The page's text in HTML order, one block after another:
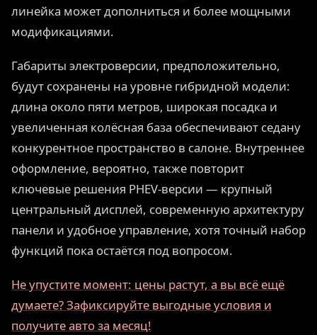
линейка может дополниться и более мощными
модификациями.
Габариты электроверсии, предположительно,
будут сохранены на уровне гибридной модели:
длина около пяти метров, широкая посадка и
увеличенная колёсная база обеспечивают седану
конкурентное пространство в салоне. Внутреннее
оформление, вероятно, также повторит
ключевые решения PHEV-версии — крупный
центральный дисплей, современную архитектуру
панели и удобное управление, хотя точный набор
функций пока остаётся под вопросом.
Не упустите момент: цены растут, а вы всё ещё
думаете? Зафиксируйте выгодные условия и
получите авто за месяц!